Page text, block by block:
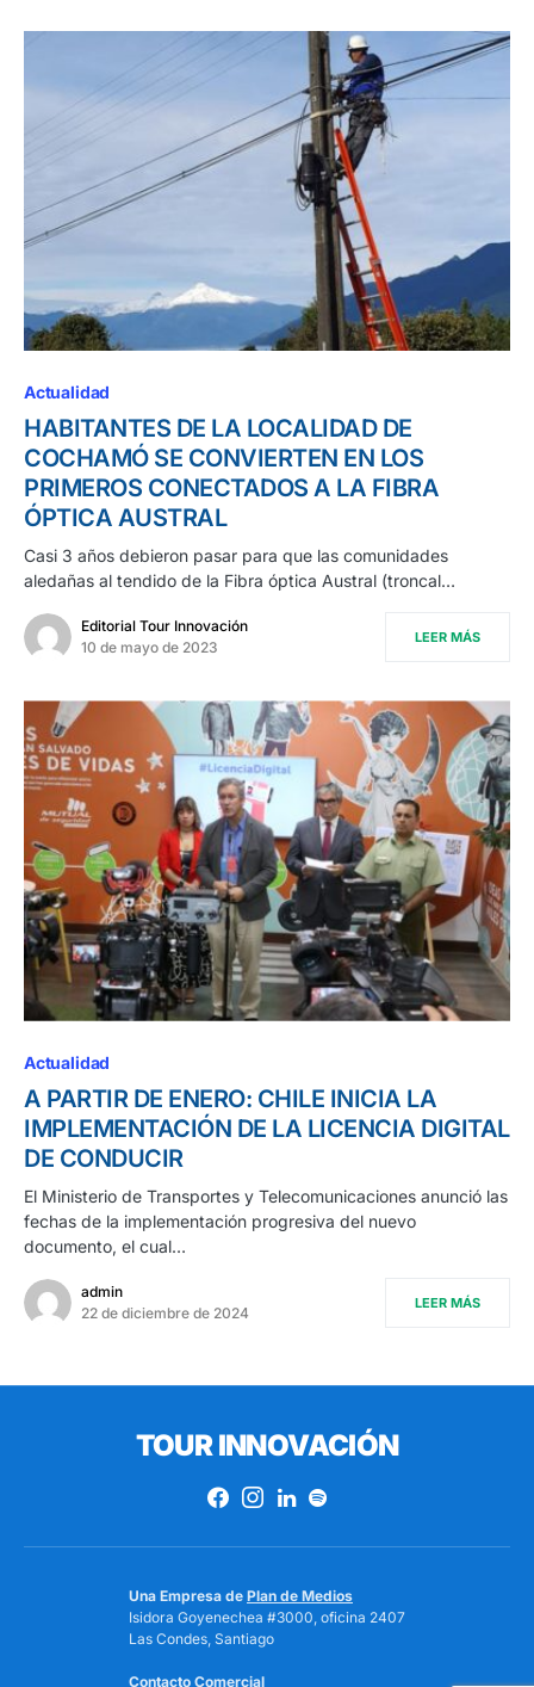
Actualidad
HABITANTES DE LA LOCALIDAD DE
COCHAMÓ SE CONVIERTEN EN LOS
PRIMEROS CONECTADOS A LA FIBRA
ÓPTICA AUSTRAL
Casi 3 años debieron pasar para que las comunidades
aledañas al tendido de la Fibra óptica Austral (troncal…
Editorial Tour Innovación
10 de mayo de 2023
LEER MÁS
Actualidad
A PARTIR DE ENERO: CHILE INICIA LA
IMPLEMENTACIÓN DE LA LICENCIA DIGITAL
DE CONDUCIR
El Ministerio de Transportes y Telecomunicaciones anunció las
fechas de la implementación progresiva del nuevo
documento, el cual…
admin
22 de diciembre de 2024
LEER MÁS
TOUR INNOVACIÓN
Una Empresa de Plan de Medios
Isidora Goyenechea #3000, oficina 2407
Las Condes, Santiago
Contacto Comercial